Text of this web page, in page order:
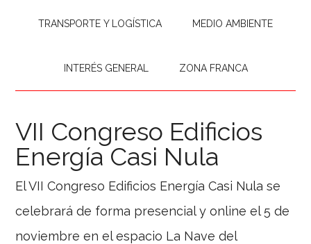
TRANSPORTE Y LOGÍSTICA MEDIO AMBIENTE
INTERÉS GENERAL ZONA FRANCA
VII Congreso Edificios
Energía Casi Nula
El VII Congreso Edificios Energía Casi Nula se
celebrará de forma presencial y online el 5 de
noviembre en el espacio La Nave del